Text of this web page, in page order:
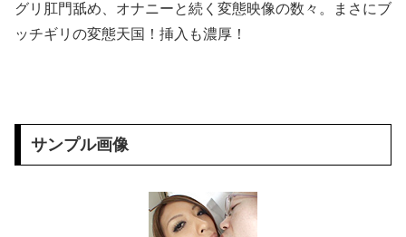
【画像】 「まんがタイムきらら」エ□漫画みたいになる
【閲覧注意】 大阪で警察官に射殺された ”刃物男” の無修正動画が海外で話題に「日本の光景とは思えない」
【動画】 力士さん、ボクサーをボコってしまう
グリ肛門舐め、オナニーと続く変態映像の数々。まさにブ
ッチギリの変態天国！挿入も濃厚！
サンプル画像